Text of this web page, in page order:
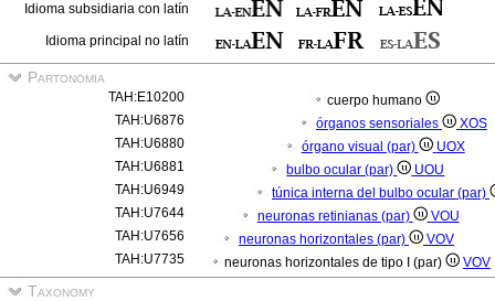
Idioma subsidiaria con latín
Idioma principal no latín
Partonomia
TAH:E10200
cuerpo humano
TAH:U6876
órganos sensoriales
XOS
TAH:U6880
órgano visual (par)
UOX
TAH:U6881
bulbo ocular (par)
UOU
TAH:U6949
túnica interna del bulbo ocular (par)
TAH:U7644
neuronas retinianas (par)
VOU
TAH:U7656
neuronas horizontales (par)
VOV
TAH:U7735
neuronas horizontales de tipo I (par) VOV
Taxonomy